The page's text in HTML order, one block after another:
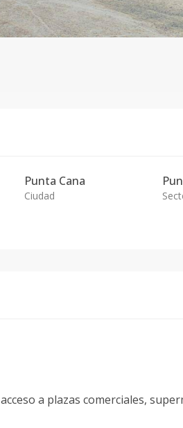
Punta Cana
Ciudad
a plazas comerciales,